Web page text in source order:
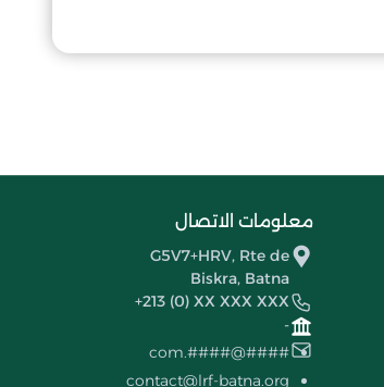
معلومات الاتصال
G5V7+HRV, Rte de
Biskra, Batna
+213 (0) XX XXX XXX
-
####@####.com
contact@lrf-batna.org